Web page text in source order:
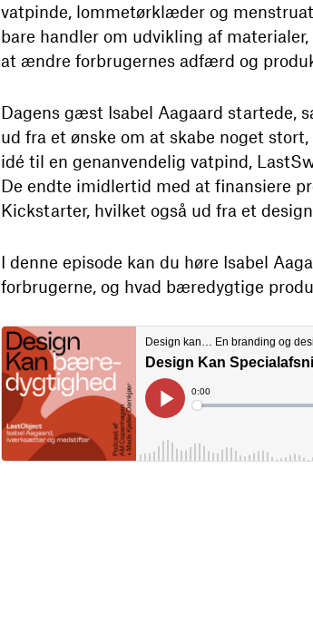
vatpinde, lommetørklæder og
bare handler om udvikling af
at ændre forbrugernes adfærd og
Dagens gæst Isabel Aagaard startede,
ud fra et ønske om at skabe noget
idé til en genanvendelig vatpind,
De endte imidlertid med at finansiere
Kickstarter, hvilket også ud fra et
I denne episode kan du høre Isabel
forbrugerne, og hvad bæredygtige